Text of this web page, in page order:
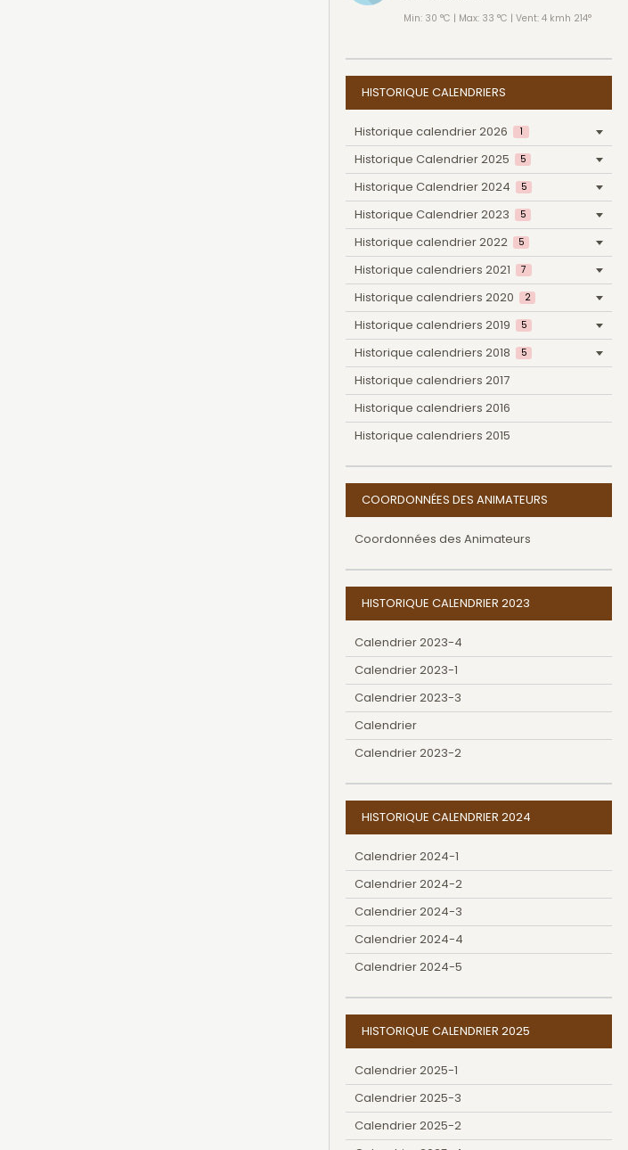
Min: 30 °C | Max: 33 °C | Vent: 4 kmh 214°
HISTORIQUE CALENDRIERS
Historique calendrier 2026 1
Historique Calendrier 2025 5
Historique Calendrier 2024 5
Historique Calendrier 2023 5
Historique calendrier 2022 5
Historique calendriers 2021 7
Historique calendriers 2020 2
Historique calendriers 2019 5
Historique calendriers 2018 5
Historique calendriers 2017
Historique calendriers 2016
Historique calendriers 2015
COORDONNÉES DES ANIMATEURS
Coordonnées des Animateurs
HISTORIQUE CALENDRIER 2023
Calendrier 2023-4
Calendrier 2023-1
Calendrier 2023-3
Calendrier
Calendrier 2023-2
HISTORIQUE CALENDRIER 2024
Calendrier 2024-1
Calendrier 2024-2
Calendrier 2024-3
Calendrier 2024-4
Calendrier 2024-5
HISTORIQUE CALENDRIER 2025
Calendrier 2025-1
Calendrier 2025-3
Calendrier 2025-2